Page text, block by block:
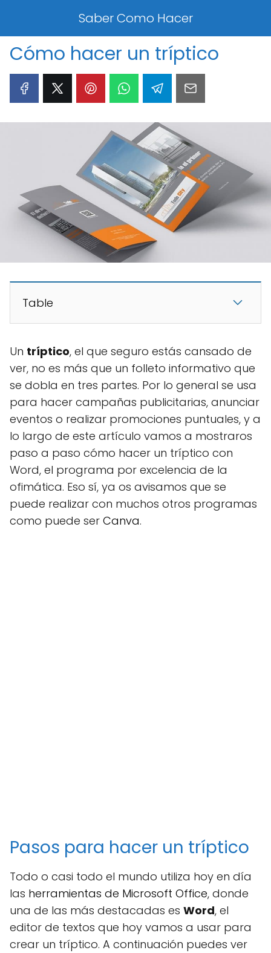
Saber Como Hacer
Cómo hacer un tríptico
Table
Un tríptico, el que seguro estás cansado de
ver, no es más que un folleto informativo que
se dobla en tres partes. Por lo general se usa
para hacer campañas publicitarias, anunciar
eventos o realizar promociones puntuales, y a
lo largo de este artículo vamos a mostraros
paso a paso cómo hacer un tríptico con
Word, el programa por excelencia de la
ofimática. Eso sí, ya os avisamos que se
puede realizar con muchos otros programas
como puede ser Canva.
Pasos para hacer un tríptico
Todo o casi todo el mundo utiliza hoy en día
las herramientas de Microsoft Office, donde
una de las más destacadas es Word, el
editor de textos que hoy vamos a usar para
crear un tríptico. A continuación puedes ver